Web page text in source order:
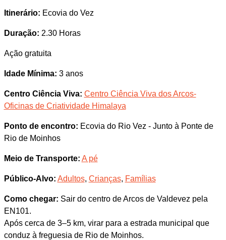
Itinerário: Ecovia do Vez
Duração: 2.30 Horas
Ação gratuita
Idade Mínima: 3 anos
Centro Ciência Viva: Centro Ciência Viva dos Arcos-
Oficinas de Criatividade Himalaya
Ponto de encontro: Ecovia do Rio Vez - Junto à Ponte de
Rio de Moinhos
Meio de Transporte: A pé
Público-Alvo: Adultos, Crianças, Famílias
Como chegar: Sair do centro de Arcos de Valdevez pela
EN101.
Após cerca de 3–5 km, virar para a estrada municipal que
conduz à freguesia de Rio de Moinhos.